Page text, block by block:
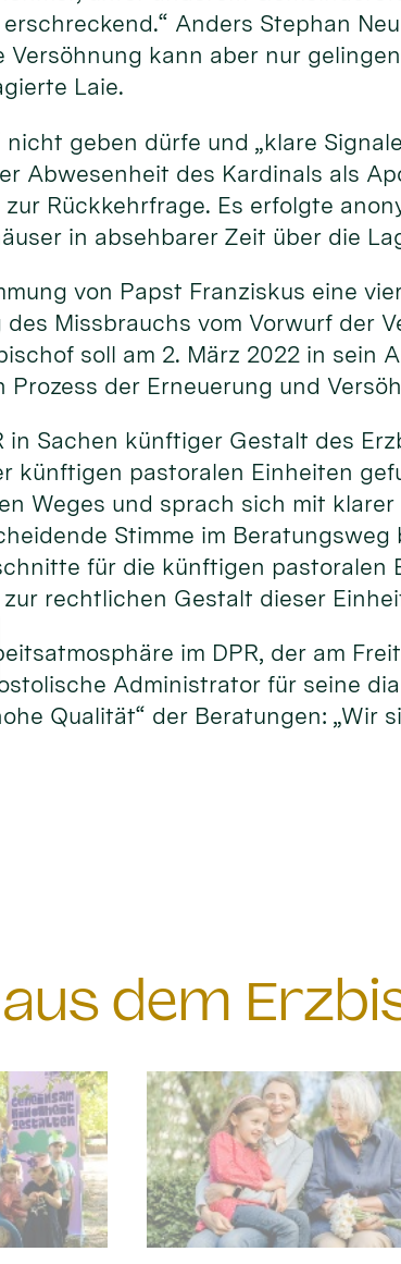
Anders Stephan
kann aber nur
Laie.
geben dürfe und „klare
Abwesenheit des Kardinals als
Rückkehrfrage. Es erfolgte
in absehbarer Zeit über die
von Papst Franziskus eine
Missbrauchs vom Vorwurf der
soll am 2. März 2022 in sein
der Erneuerung und
Sachen künftiger Gestalt des
künftigen pastoralen Einheiten
Weges und sprach sich mit
Stimme im Beratungsweg
für die künftigen pastoralen
rechtlichen Gestalt dieser
im DPR, der am
Administrator für seine
Qualität“ der Beratungen: „Wir
dem